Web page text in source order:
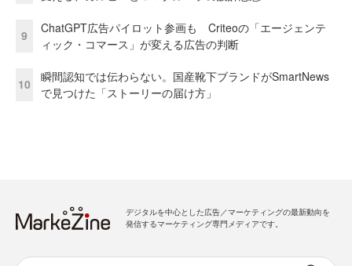
9
ChatGPT広告パイロット参画も Criteoの「エージェンテ
ィック・コマース」が変える広告の判断
10
瞬間認知では伝わらない。国産靴下ブランドがSmartNews
で見つけた「ストーリーの届け方」
デジタルを中心とした広告／マーケティングの最新動向を
発信するマーケティング専門メディアです。